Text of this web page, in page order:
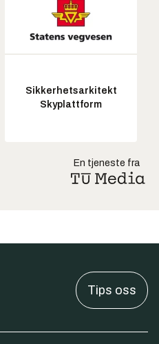
Sikkerhetsarkitekt
Skyplattform
En tjeneste fra
Tips oss